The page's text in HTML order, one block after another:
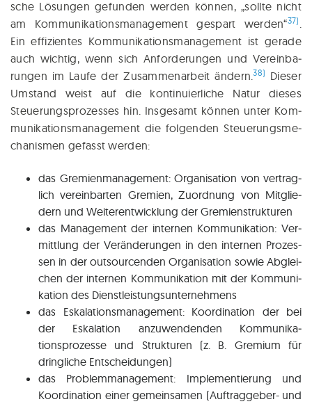
sche Lösun­gen ge­funden wer­den kön­nen, „soll­te nicht
am Kom­mu­ni­ka­ti­ons­ma­nage­ment gespart wer­den“37) .
Ein effi­zi­en­tes Kom­mu­ni­ka­ti­ons­ma­nage­ment ist gera­de
auch wich­tig, wenn sich Anfor­de­run­gen und Ver­ein­ba­
run­gen im Lau­fe der Zusam­men­ar­beit ändern.38) Die­ser
Umstand weist auf die kon­ti­nu­ier­li­che Natur die­ses
Steue­rungsprozesses hin. Ins­ge­samt kön­nen unter Kom­
mu­ni­ka­ti­ons­ma­nage­ment die fol­gen­den Steuerungsme­
chanismen gefasst werden:
das Gre­mi­en­ma­nage­ment: Orga­ni­sa­ti­on von ver­trag­
lich ver­ein­bar­ten Gre­mi­en, Zuord­nung von Mit­glie­
dern und Wei­ter­ent­wick­lung der Gremienstrukturen
das Manage­ment der inter­nen Kom­mu­ni­ka­ti­on: Ver­
mitt­lung der Ver­än­de­run­gen in den inter­nen Pro­zes­
sen in der out­sour­cen­den Orga­ni­sa­ti­on sowie Abglei­
chen der inter­nen Kom­mu­ni­ka­ti­on mit der Kom­mu­ni­
ka­ti­on des Dienstleistungsunternehmens
das Eska­la­ti­ons­ma­nage­ment: Koor­di­na­ti­on der bei
der Eska­la­ti­on anzu­wen­den­den Kommunika­
tionsprozesse und Struk­tu­ren (z. B. Gre­mi­um für
dring­li­che Entscheidungen)
das Pro­blem­ma­nage­ment: Imple­men­tie­rung und
Koor­di­na­ti­on einer gemein­sa­men (Auf­trag­ge­­ber- und